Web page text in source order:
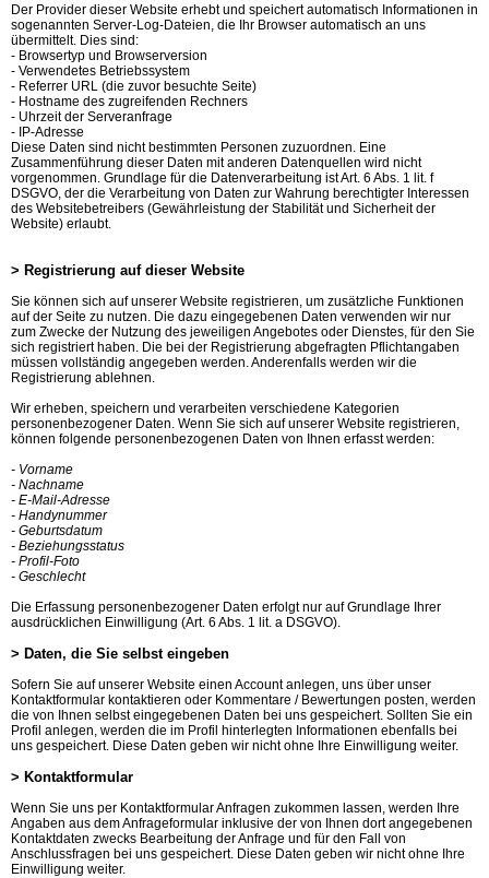
Der Provider dieser Website erhebt und speichert automatisch Informationen in
sogenannten Server-Log-Dateien, die Ihr Browser automatisch an uns
übermittelt. Dies sind:
- Browsertyp und Browserversion
- Verwendetes Betriebssystem
- Referrer URL (die zuvor besuchte Seite)
- Hostname des zugreifenden Rechners
- Uhrzeit der Serveranfrage
- IP-Adresse
Diese Daten sind nicht bestimmten Personen zuzuordnen. Eine
Zusammenführung dieser Daten mit anderen Datenquellen wird nicht
vorgenommen. Grundlage für die Datenverarbeitung ist Art. 6 Abs. 1 lit. f
DSGVO, der die Verarbeitung von Daten zur Wahrung berechtigter Interessen
des Websitebetreibers (Gewährleistung der Stabilität und Sicherheit der
Website) erlaubt.
> Registrierung auf dieser Website
Sie können sich auf unserer Website registrieren, um zusätzliche Funktionen
auf der Seite zu nutzen. Die dazu eingegebenen Daten verwenden wir nur
zum Zwecke der Nutzung des jeweiligen Angebotes oder Dienstes, für den Sie
sich registriert haben. Die bei der Registrierung abgefragten Pflichtangaben
müssen vollständig angegeben werden. Anderenfalls werden wir die
Registrierung ablehnen.
Wir erheben, speichern und verarbeiten verschiedene Kategorien
personenbezogener Daten. Wenn Sie sich auf unserer Website registrieren,
können folgende personenbezogenen Daten von Ihnen erfasst werden:
- Vorname
- Nachname
- E-Mail-Adresse
- Handynummer
- Geburtsdatum
- Beziehungsstatus
- Profil-Foto
- Geschlecht
Die Erfassung personenbezogener Daten erfolgt nur auf Grundlage Ihrer
ausdrücklichen Einwilligung (Art. 6 Abs. 1 lit. a DSGVO).
> Daten, die Sie selbst eingeben
Sofern Sie auf unserer Website einen Account anlegen, uns über unser
Kontaktformular kontaktieren oder Kommentare / Bewertungen posten, werden
die von Ihnen selbst eingegebenen Daten bei uns gespeichert. Sollten Sie ein
Profil anlegen, werden die im Profil hinterlegten Informationen ebenfalls bei
uns gespeichert. Diese Daten geben wir nicht ohne Ihre Einwilligung weiter.
> Kontaktformular
Wenn Sie uns per Kontaktformular Anfragen zukommen lassen, werden Ihre
Angaben aus dem Anfrageformular inklusive der von Ihnen dort angegebenen
Kontaktdaten zwecks Bearbeitung der Anfrage und für den Fall von
Anschlussfragen bei uns gespeichert. Diese Daten geben wir nicht ohne Ihre
Einwilligung weiter.